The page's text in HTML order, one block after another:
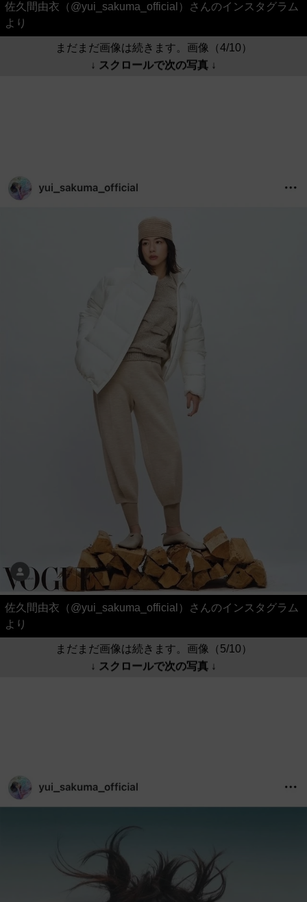
佐久間由衣（@yui_sakuma_official）さんのインスタグラム
より
まだまだ画像は続きます。画像（4/10）
↓ スクロールで次の写真 ↓
佐久間由衣（@yui_sakuma_official）さんのインスタグラム
より
まだまだ画像は続きます。画像（5/10）
↓ スクロールで次の写真 ↓